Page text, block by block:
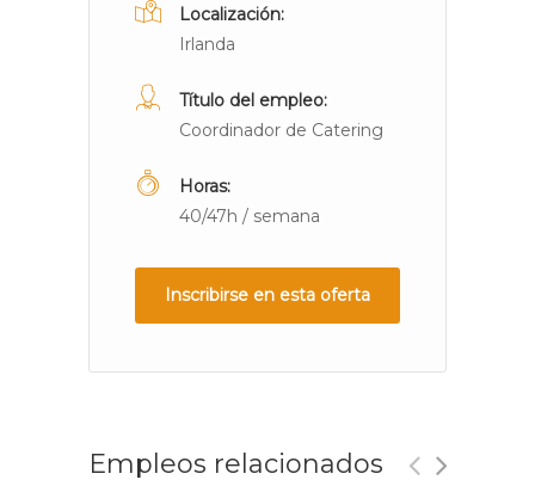
Localización:
Irlanda
Título del empleo:
Coordinador de Catering
Horas:
40/47h / semana
Inscribirse en esta oferta
Empleos relacionados